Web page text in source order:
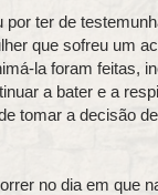
por ter de
que sofreu um
la foram feitas,
a bater e a
tomar a decisão
no dia em que